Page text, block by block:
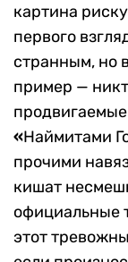
картина
первого
странным, но
пример —
«Наймитами
прочими
кишат
официальные
этот